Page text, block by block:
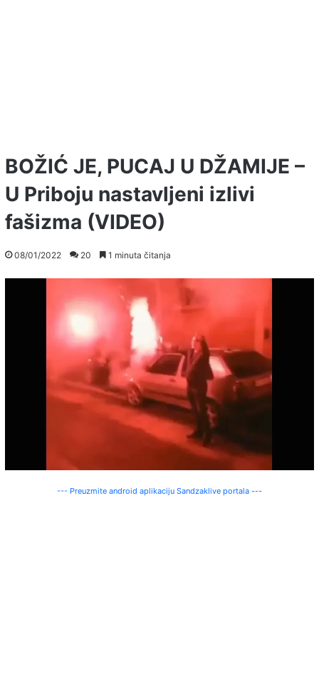
BOŽIĆ JE, PUCAJ U DŽAMIJE –
U Priboju nastavljeni izlivi
fašizma (VIDEO)
08/01/2022 20 1 minuta čitanja
--- Preuzmite android aplikaciju Sandzaklive portala ---